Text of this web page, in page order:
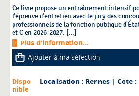
Ce livre propose un entraînement intensif
l'épreuve d'entretien avec le jury des
professionnels de la fonction publique
et C en 2026-2027. [...]
Plus d'information...
Ajouter à ma sélection
Dispo
nible
Localisation : Rennes | Cote :